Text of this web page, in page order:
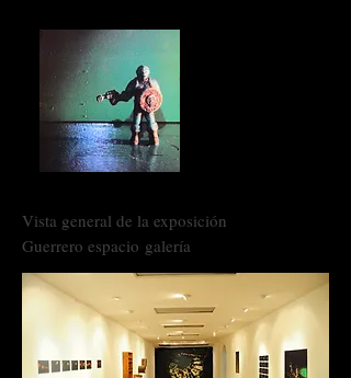
Vista general de la exposición
Guerrero espacio galería